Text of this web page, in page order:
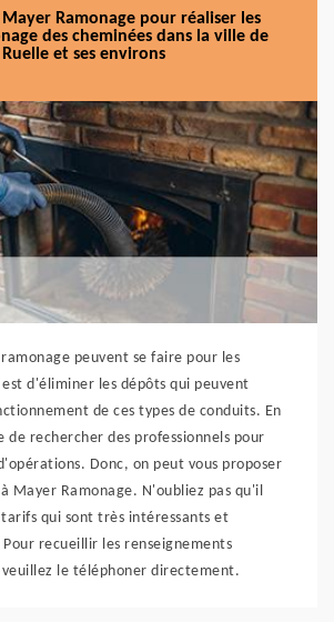
Mayer Ramonage pour réaliser les
des cheminées dans la ville de
et ses environs
peuvent se faire pour les
d'éliminer les dépôts qui peuvent
de ces types de conduits. En
rechercher des professionnels pour
Donc, on peut vous proposer
Mayer Ramonage. N'oubliez pas qu'il
qui sont très intéressants et
Pour recueillir les renseignements
le téléphoner directement.